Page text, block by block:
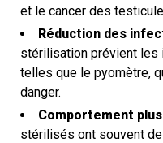
et le cancer des
Réduction des
stérilisation prévient les
telles que le pyomètre,
danger.
Comportement
stérilisés ont souvent